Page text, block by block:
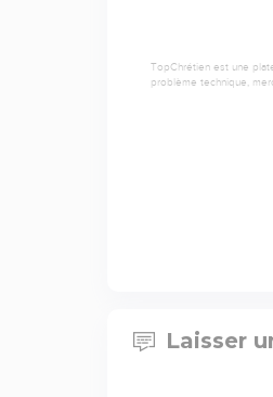
TopChrétien est une
problème technique,
Laisser